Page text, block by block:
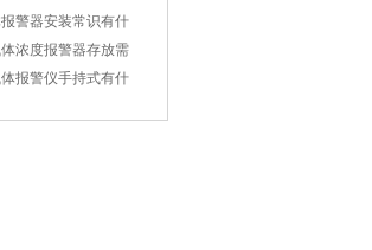
警器安装常识有什
浓度报警器存放需
报警仪手持式有什